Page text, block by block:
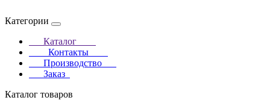
Категории
Каталог
Контакты
Производство
Заказ
Каталог товаров